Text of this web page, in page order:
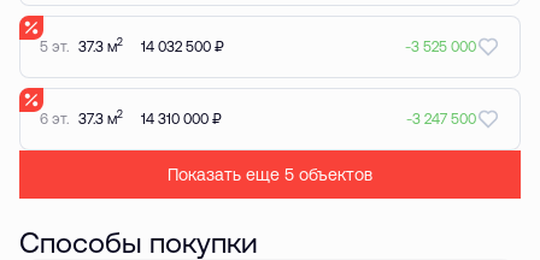
5 эт. 37.3 м2 14 032 500 ₽ -3 525 000
6 эт. 37.3 м2 14 310 000 ₽ -3 247 500
Показать еще 5 объектов
Способы покупки